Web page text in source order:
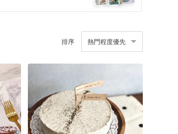
排序 熱門程度優先